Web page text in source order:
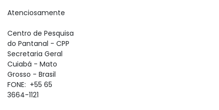
Atenciosamente
Centro de Pesquisa
do Pantanal - CPP
Secretaria Geral
Cuiabá - Mato
Grosso - Brasil
FONE: +55 65
3664-1121